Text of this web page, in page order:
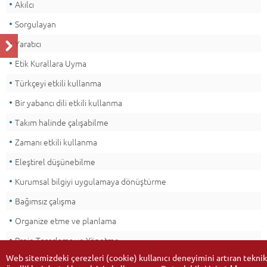
Akılcı
Sorgulayan
Yaratıcı
Etik Kurallara Uyma
Türkçeyi etkili kullanma
Bir yabancı dili etkili kullanma
Takım halinde çalışabilme
Zamanı etkili kullanma
Eleştirel düşünebilme
Kurumsal bilgiyi uygulamaya dönüştürme
Bağımsız çalışma
Organize etme ve planlama
Proje Tasarlama ve Yönetme
Web sitemizdeki çerezleri (cookie) kullanıcı deneyimini artıran teknik